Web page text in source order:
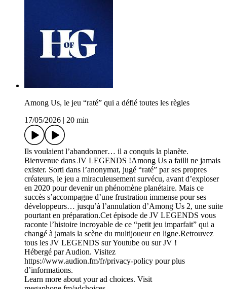
Among Us, le jeu “raté” qui a défié toutes les règles
17/05/2026
20 min
Ils voulaient l’abandonner… il a conquis la planète.
Bienvenue dans JV LEGENDS !Among Us a failli ne jamais
exister. Sorti dans l’anonymat, jugé “raté” par ses propres
créateurs, le jeu a miraculeusement survécu, avant d’exploser
en 2020 pour devenir un phénomène planétaire. Mais ce
succès s’accompagne d’une frustration immense pour ses
développeurs… jusqu’à l’annulation d’Among Us 2, une suite
pourtant en préparation.Cet épisode de JV LEGENDS vous
raconte l’histoire incroyable de ce “petit jeu imparfait” qui a
changé à jamais la scène du multijoueur en ligne.Retrouvez
tous les JV LEGENDS sur Youtube ou sur JV !
Hébergé par Audion. Visitez
https://www.audion.fm/fr/privacy-policy pour plus
d’informations.
Learn more about your ad choices. Visit